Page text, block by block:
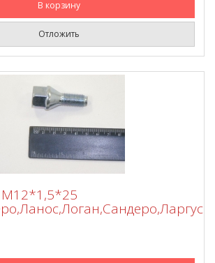
В корзину
Отложить
М12*1,5*25